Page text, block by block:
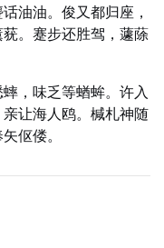
油油。俊又都归座，
。蹇步还胜驾，蘧蒢
，味乏等蝤蛑。许入
让海人鸥。椷札神随
伛偻。